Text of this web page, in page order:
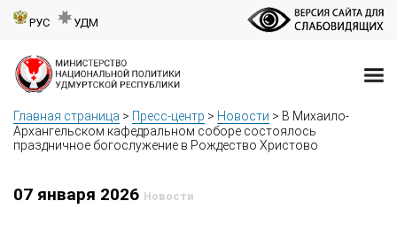
РУС УДМ
Главная страница > Пресс-центр > Новости > В Михаило-
Архангельском кафедральном соборе состоялось
праздничное богослужение в Рождество Христово
07 января 2026 Новости